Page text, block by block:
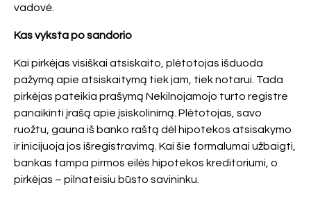
vadovė.
Kas vyksta po sandorio
Kai pirkėjas visiškai atsiskaito, plėtotojas išduoda
pažymą apie atsiskaitymą tiek jam, tiek notarui. Tada
pirkėjas pateikia prašymą Nekilnojamojo turto registre
panaikinti įrašą apie įsiskolinimą. Plėtotojas, savo
ruožtu, gauna iš banko raštą dėl hipotekos atsisakymo
ir inicijuoja jos išregistravimą. Kai šie formalumai užbaigti,
bankas tampa pirmos eilės hipotekos kreditoriumi, o
pirkėjas – pilnateisiu būsto savininku.